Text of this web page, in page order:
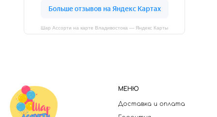
Шар Ассорти на карте Владивостока — Яндекс Карты
МЕНЮ
Доставка и оплата